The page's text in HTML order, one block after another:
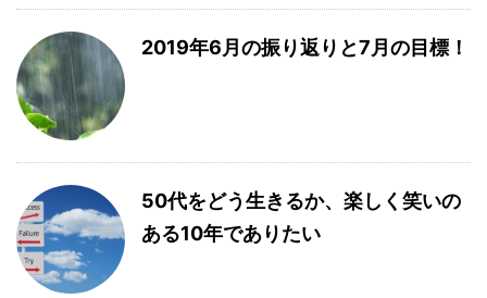
2019年6月の振り返りと7月の目標！
50代をどう生きるか、楽しく笑いの
ある10年でありたい